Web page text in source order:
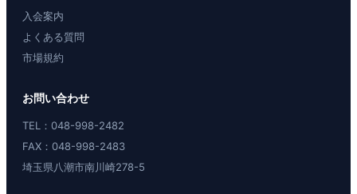
入会案内
よくある質問
市場規約
お問い合わせ
TEL：048-998-2482
FAX：048-998-2483
埼玉県八潮市南川崎278-5